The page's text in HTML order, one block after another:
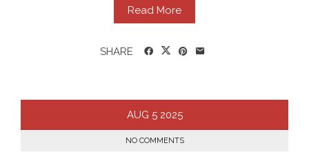
Read More
SHARE
AUG 5 2025
NO COMMENTS